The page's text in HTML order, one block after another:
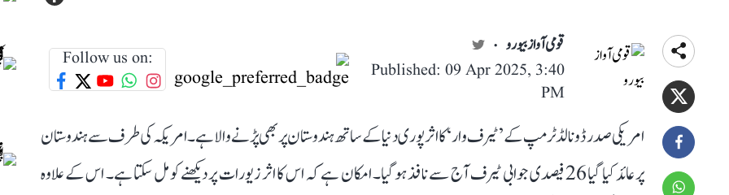
قومی آواز بیورو
Published: 09 Apr 2025, 3:40
PM
Follow us on:
امریکی صدر ڈونالڈ ٹرمپ کے ’ٹیرف وار‘ کا اثر پوری دنیا کے ساتھ ہندوستان پر بھی پڑنے والا ہے۔ امریکہ کی طرف سے ہندوستان
پر عائد کیا گیا 26 فیصدی جوابی ٹیرف آج سے نافذ ہو گیا۔ امکان ہے کہ اس کا اثر زیورات پر دیکھنے کو مل سکتا ہے۔ اس کے علاوہ